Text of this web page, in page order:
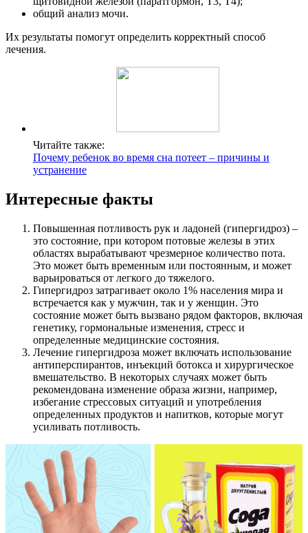
общий анализ мочи.
Их результаты помогут определить корректный способ
лечения.
Читайте также:
Почему ребенок во время сна потеет – причины и
устранение
Интересные факты
Повышенная потливость рук и ладоней (гипергидроз) –
это состояние, при котором потовые железы в этих
областях вырабатывают чрезмерное количество пота.
Это может быть временным или постоянным, и может
варьироваться от легкого до тяжелого.
Гипергидроз затрагивает около 1% населения мира и
встречается как у мужчин, так и у женщин. Это
состояние может быть вызвано рядом факторов, включая
генетику, гормональные изменения, стресс и
определенные медицинские состояния.
Лечение гипергидроза может включать использование
антиперспирантов, инъекций ботокса и хирургическое
вмешательство. В некоторых случаях может быть
рекомендована изменение образа жизни, например,
избегание стрессовых ситуаций и употребления
определенных продуктов и напитков, которые могут
усиливать потливость.